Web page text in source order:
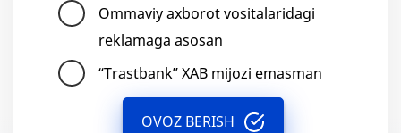
Ommaviy axborot vositalaridagi
reklamaga asosan
“Trastbank” XAB mijozi emasman
OVOZ BERISH